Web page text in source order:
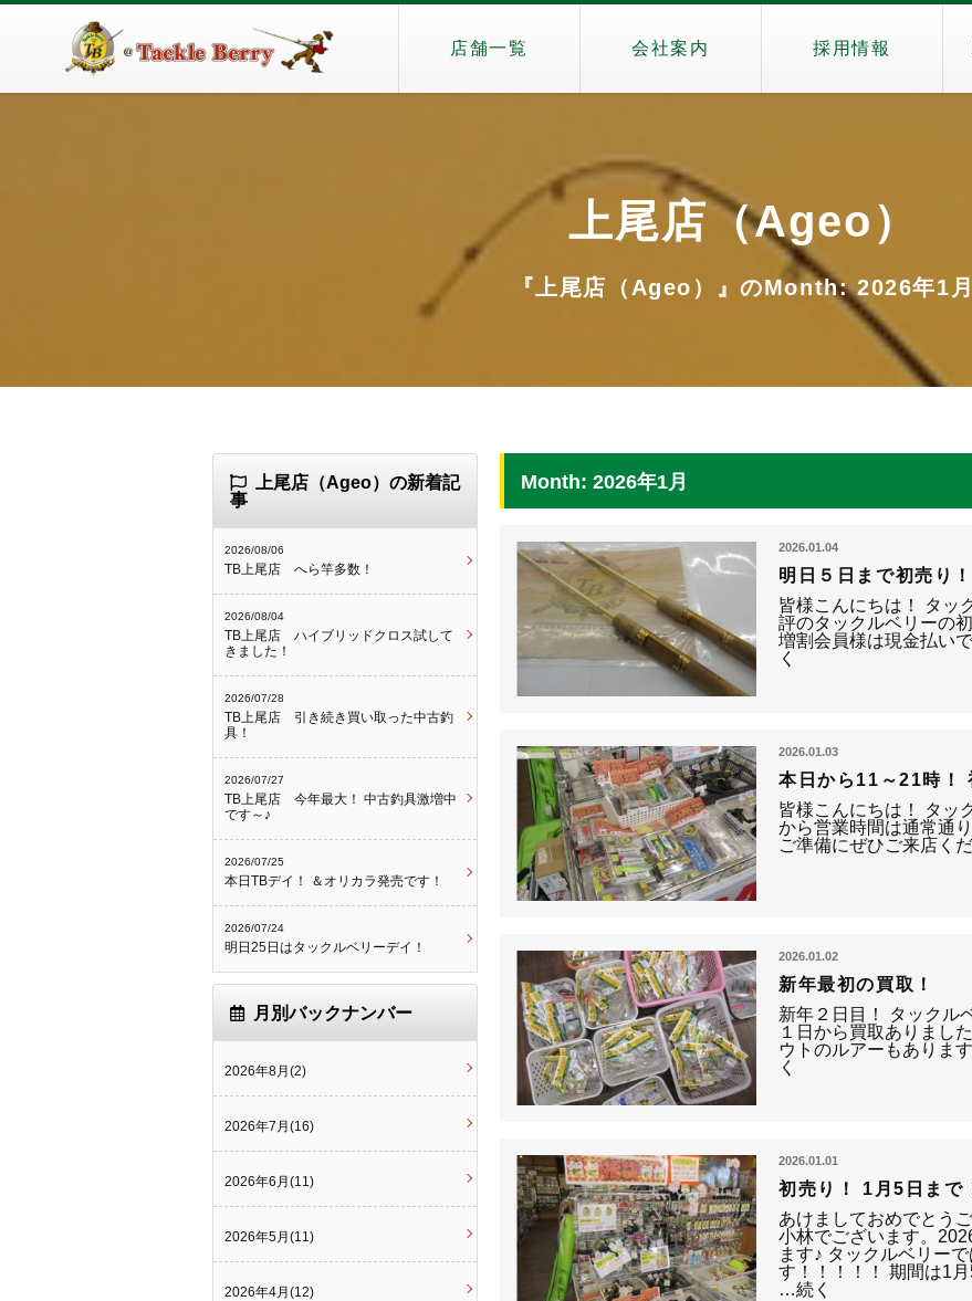
店舗一覧 会社案内 採用情報
上尾店（Ageo）
『上尾店（Ageo）』のMonth: 2026年1月
Month: 2026年1月
2026.01.04
明日５日まで初売り！
皆様こんにちは！ タ
評のタックルベリーの
増割会員様は現金払い
く
2026.01.03
本日から11～21時！
皆様こんにちは！ タ
から営業時間は通常通
ご準備にぜひご来店く
2026.01.02
新年最初の買取！
新年２日目！ タック
１日から買取ありまし
ウトのルアーもありま
く
2026.01.01
初売り！ 1月5日まで
あけましておめでとう
小林でございます。
ます♪ タックルベリー
す！！！！！ 期間は1
…続く
上尾店（Ageo）の新着記
事
2026/08/06
TB上尾店 へら竿多数！
2026/08/04
TB上尾店 ハイブリッドクロス試して
きました！
2026/07/28
TB上尾店 引き続き買い取った中古釣
具！
2026/07/27
TB上尾店 今年最大！ 中古釣具激増中
です～♪
2026/07/25
本日TBデイ！ ＆オリカラ発売です！
2026/07/24
明日25日はタックルベリーデイ！
月別バックナンバー
2026年8月(2)
2026年7月(16)
2026年6月(11)
2026年5月(11)
2026年4月(12)